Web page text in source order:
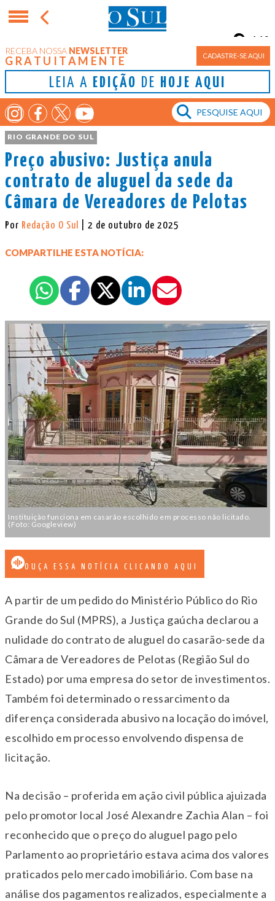
RECEBA NOSSA NEWSLETTER
GRATUITAMENTE CADASTRE-SE AQUI
LEIA A EDIÇÃO DE HOJE AQUI
Porto Alegre
11°
RIO GRANDE DO SUL
Preço abusivo: Justiça anula
contrato de aluguel da sede da
Câmara de Vereadores de Pelotas
Por Redação O Sul | 2 de outubro de 2025
COMPARTILHE ESTA NOTÍCIA:
Instituição funciona em casarão escolhido em processo não licitado.
(Foto: Googleview)
OUÇA ESSA NOTÍCIA CLICANDO AQUI
A partir de um pedido do Ministério Público do Rio
Grande do Sul (MPRS), a Justiça gaúcha declarou a
nulidade do contrato de aluguel do casarão-sede da
Câmara de Vereadores de Pelotas (Região Sul do
Estado) por uma empresa do setor de investimentos.
Também foi determinado o ressarcimento da
diferença considerada abusivo na locação do imóvel,
escolhido em processo envolvendo dispensa de
licitação.
Na decisão – proferida em ação civil pública ajuizada
pelo promotor local José Alexandre Zachia Alan – foi
reconhecido que o preço do aluguel pago pelo
Parlamento ao proprietário estava acima dos valores
praticados pelo mercado imobiliário. Com base na
análise dos pagamentos realizados, especialmente a